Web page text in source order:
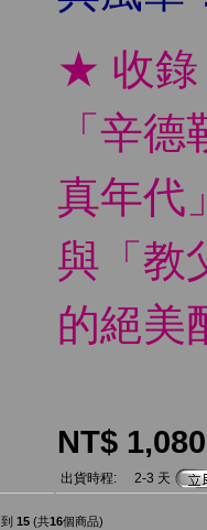
★ 收錄
「辛
真年代
與「教
的絕美
NT$ 1,080
出貨時程: 2-3 天
到 15 (共16個商品)